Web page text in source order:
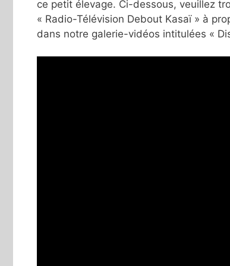
ce petit élevage. Ci-dessous, veuillez
« Radio-Télévision Debout Kasaï » à
dans notre galerie-vidéos intitulées «